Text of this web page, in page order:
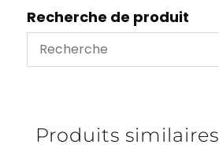
MA3162003030
Recherche de produit
Produits similaires